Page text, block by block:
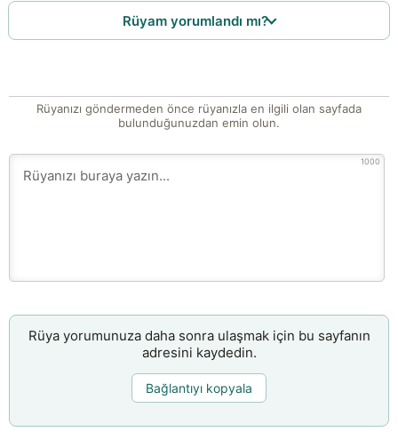
Rüyam yorumlandı mı?
Rüyanızı göndermeden önce rüyanızla en ilgili olan sayfada
bulunduğunuzdan emin olun.
1000
Rüya yorumunuza daha sonra ulaşmak için bu sayfanın
adresini kaydedin.
Bağlantıyı kopyala